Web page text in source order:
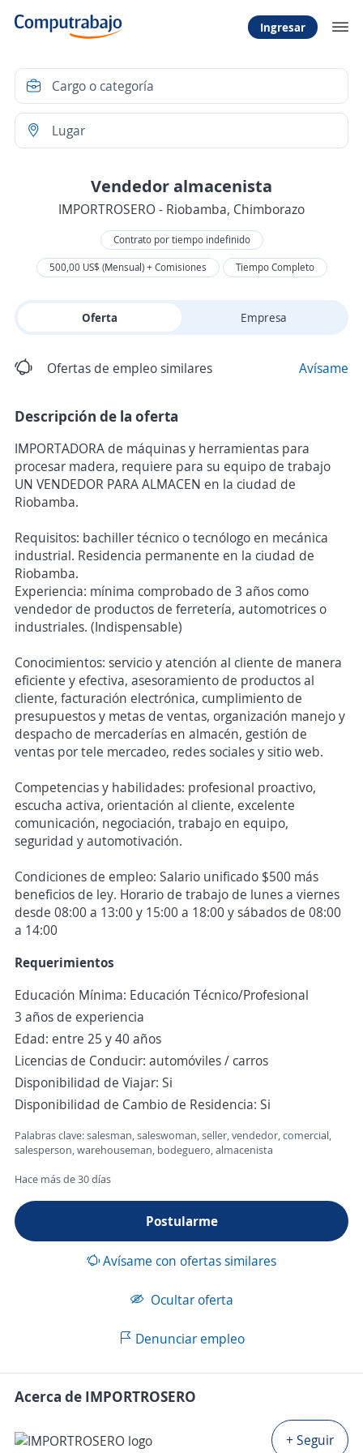
Ingresar
Vendedor almacenista
IMPORTROSERO - Riobamba, Chimborazo
Contrato por tiempo indefinido
500,00 US$ (Mensual) + Comisiones
Tiempo Completo
Oferta Empresa
Ofertas de empleo similares Avísame
Descripción de la oferta
IMPORTADORA de máquinas y herramientas para
procesar madera, requiere para su equipo de trabajo
UN VENDEDOR PARA ALMACEN en la ciudad de
Riobamba.
Requisitos: bachiller técnico o tecnólogo en mecánica
industrial. Residencia permanente en la ciudad de
Riobamba.
Experiencia: mínima comprobado de 3 años como
vendedor de productos de ferretería, automotrices o
industriales. (Indispensable)
Conocimientos: servicio y atención al cliente de manera
eficiente y efectiva, asesoramiento de productos al
cliente, facturación electrónica, cumplimiento de
presupuestos y metas de ventas, organización manejo y
despacho de mercaderías en almacén, gestión de
ventas por tele mercadeo, redes sociales y sitio web.
Competencias y habilidades: profesional proactivo,
escucha activa, orientación al cliente, excelente
comunicación, negociación, trabajo en equipo,
seguridad y automotivación.
Condiciones de empleo: Salario unificado $500 más
beneficios de ley. Horario de trabajo de lunes a viernes
desde 08:00 a 13:00 y 15:00 a 18:00 y sábados de 08:00
a 14:00
Requerimientos
Educación Mínima: Educación Técnico/Profesional
3 años de experiencia
Edad: entre 25 y 40 años
Licencias de Conducir: automóviles / carros
Disponibilidad de Viajar: Si
Disponibilidad de Cambio de Residencia: Si
Palabras clave: salesman, saleswoman, seller, vendedor, comercial,
salesperson, warehouseman, bodeguero, almacenista
Hace más de 30 días
Postularme
Avísame con ofertas similares
Ocultar oferta
Denunciar empleo
Acerca de IMPORTROSERO
+ Seguir